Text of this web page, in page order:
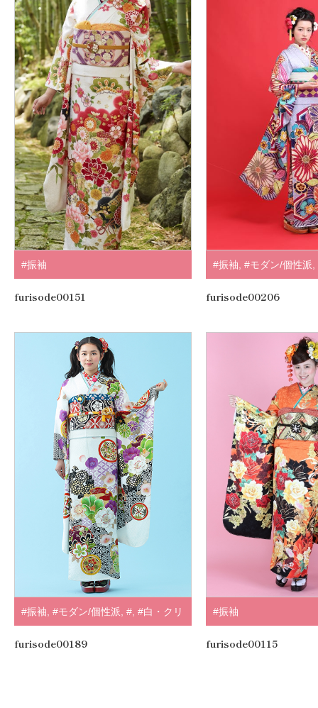
#振袖
furisode00151
#振袖 #モダン/個性派
furisode00206
#振袖 #モダン/個性派 # #白・クリ
ーム #紫,.
furisode00189
#振袖
furisode00115